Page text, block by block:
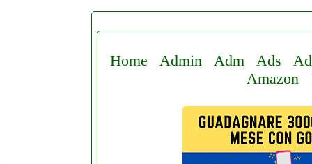
Home Admin Adm Ads
Amazon